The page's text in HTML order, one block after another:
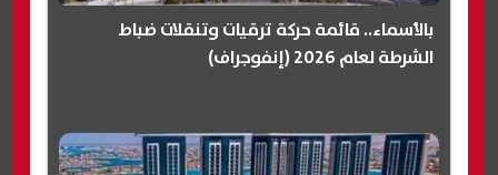
بالأسماء.. قائمة حركة ترقيات وتنقلات ضباط
الشرطة لعام 2026 (إنفوجراف)